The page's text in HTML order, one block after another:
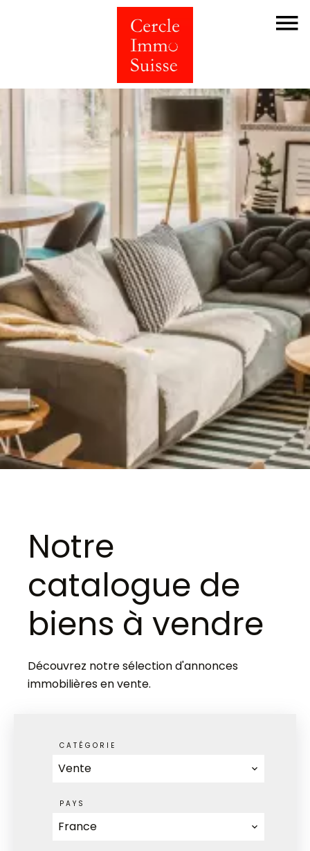
Notre
catalogue de
biens à vendre
Découvrez notre sélection d'annonces
immobilières en vente.
CATÉGORIE
Vente
PAYS
France